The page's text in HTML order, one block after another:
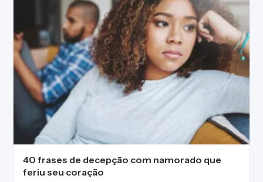
40 frases de decepção com namorado que
feriu seu coração